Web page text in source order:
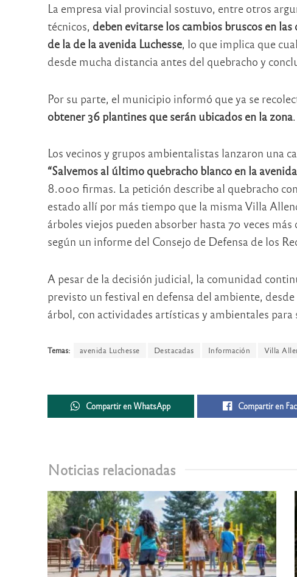
La empresa vial provincial sostuvo, entre otros
técnicos, deben evitarse los cambios bruscos en
de la de la avenida Luchesse, lo que implica que
desde mucha distancia antes del quebracho y
Por su parte, el municipio informó que ya se
obtener 36 plantines que serán ubicados en la zona
Los vecinos y grupos ambientalistas lanzaron una
“Salvemos al último quebracho blanco en la
8.000 firmas. La petición describe al quebracho
estado allí por más tiempo que la misma Villa
árboles viejos pueden absorber hasta 70 veces
según un informe del Consejo de Defensa de los
A pesar de la decisión judicial, la comunidad
previsto un festival en defensa del ambiente,
árbol, con actividades artísticas y ambientales para
Temas: avenida Luchesse Destacadas Información Villa
Compartir en WhatsApp Compartir en
Noticias relacionadas